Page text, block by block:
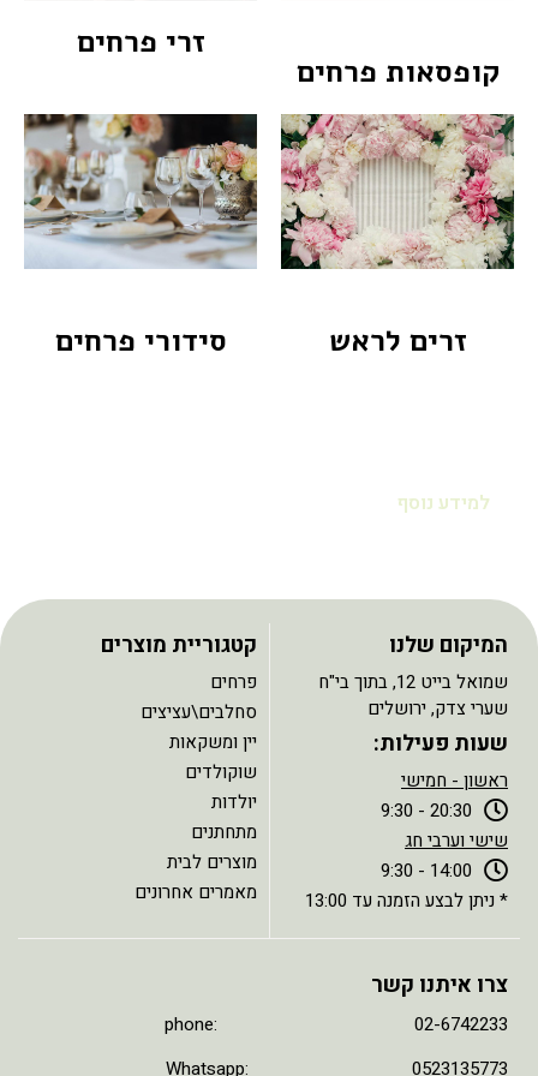
קופסאות פרחים
זרי פרחים
זרים לראש סידורי פרחים
למידע נוסף
המיקום שלנו
שמואל בייט 12, בתוך בי"ח
שערי צדק, ירושלים
שעות פעילות:
ראשון - חמישי
20:30 - 9:30
שישי וערבי חג
14:00 - 9:30
* ניתן לבצע הזמנה עד 13:00
קטגוריית מוצרים
פרחים
סחלבים\עציצים
יין ומשקאות
שוקולדים
יולדות
מתחתנים
מוצרים לבית
מאמרים אחרונים
צרו איתנו קשר
phone: 02-6742233
Whatsapp: 0523135773